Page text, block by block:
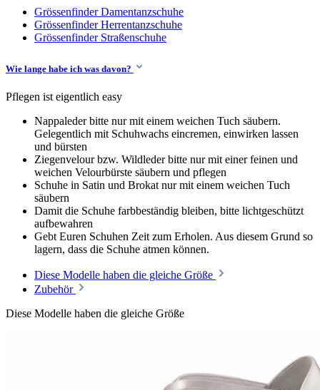
Grössenfinder Damentanzschuhe
Grössenfinder Herrentanzschuhe
Grössenfinder Straßenschuhe
Wie lange habe ich was davon?
Pflegen ist eigentlich easy
Nappaleder bitte nur mit einem weichen Tuch säubern.
Gelegentlich mit Schuhwachs eincremen, einwirken lassen
und bürsten
Ziegenvelour bzw. Wildleder bitte nur mit einer feinen und
weichen Velourbürste säubern und pflegen
Schuhe in Satin und Brokat nur mit einem weichen Tuch
säubern
Damit die Schuhe farbbeständig bleiben, bitte lichtgeschützt
aufbewahren
Gebt Euren Schuhen Zeit zum Erholen. Aus diesem Grund so
lagern, dass die Schuhe atmen können.
Diese Modelle haben die gleiche Größe
Zubehör
Diese Modelle haben die gleiche Größe